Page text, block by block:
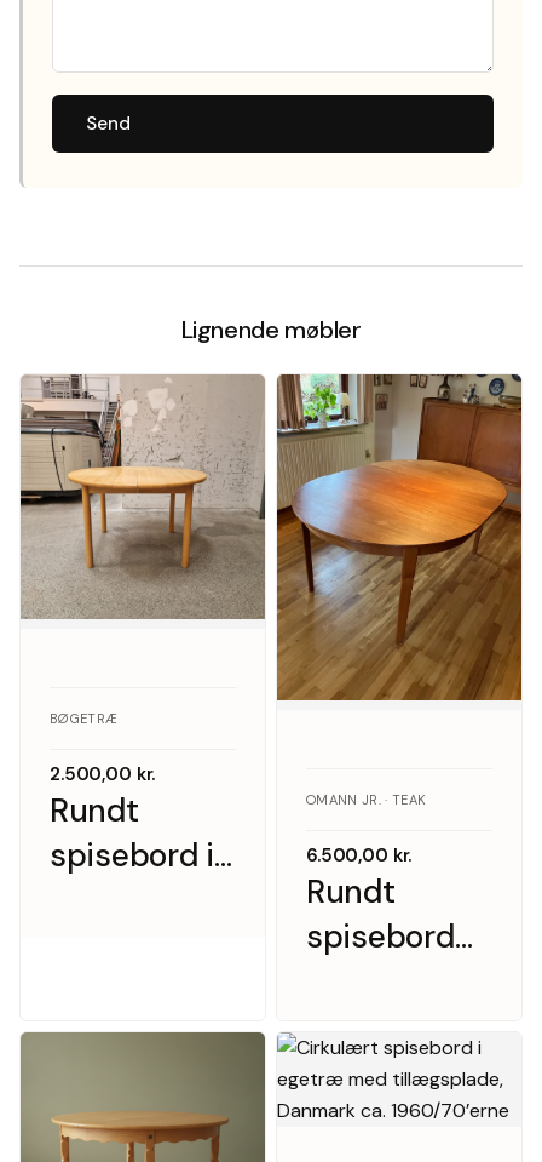
Send
Lignende møbler
Rundt
spisebord i
tillægsplader
BØGETRÆ
2.500,00 kr.
Rundt
spisebord
teak
OMANN JR. · TEAK
6.500,00 kr.